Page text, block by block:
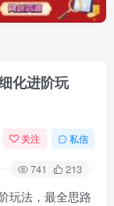
化进阶玩
关注 私信
741 213
玩法，最全思路